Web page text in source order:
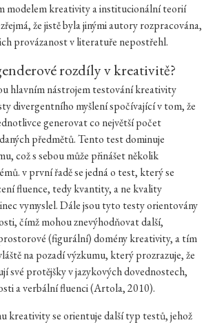
modelem kreativity a institucionální teorií
že jistě byla jinými autory rozpracována,
provázanost v literatuře nepostřehl.
rozdíly v kreativitě?
hlavním nástrojem testování kreativity
divergentního myšlení spočívající v tom, že
generovat co největší počet
předmětů. Tento test dominuje
což s sebou může přinášet několik
v první řadě se jedná o test, který se
fluence, tedy kvantity, a ne kvality
vymyslel. Dále jsou tyto testy orientovány
čímž mohou znevýhodňovat další,
(figurální) domény kreativity, a tím
na pozadí výzkumu, který prozrazuje, že
své protějšky v jazykových dovednostech,
a verbální fluenci (Artola, 2010).
kreativity se orientuje další typ testů, jehož